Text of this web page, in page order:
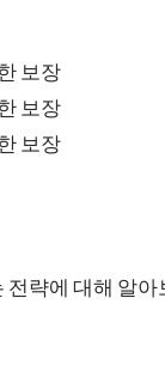
보장
보장
보장
략에 대해 알